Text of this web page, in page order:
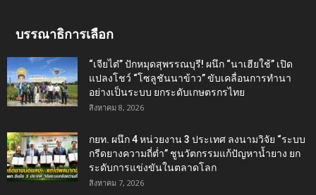
บรรณาธิการเลือก
“เจียไต๋” ปักหมุดสุพรรณบุรี! ผนึก “นาเฮียใช้” เปิด
แปลงโชว์ “โซลูชันนาข้าว” ขับเคลื่อนการทำนา
อย่างเป็นระบบ ยกระดับเกษตรกรไทย
สิงหาคม 8, 2026
กยท. ผนึก 4 หน่วยงาน 3 ประเทศ ลงนามวิจัย “ระบบ
กรีดยางความถี่ต่ำ” ชูนวัตกรรมแก้ปัญหาน้ำยาง ยก
ระดับการแข่งขันในตลาดโลก
สิงหาคม 7, 2026